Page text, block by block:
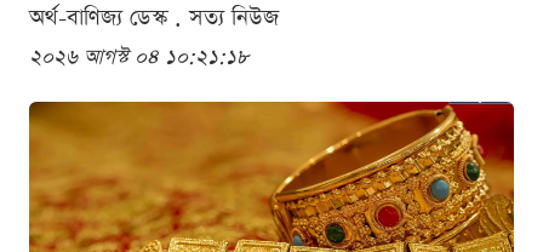
অর্থ-বাণিজ্য ডেস্ক . সত্য নিউজ
২০২৬ আগস্ট ০৪ ১০:২১:১৮